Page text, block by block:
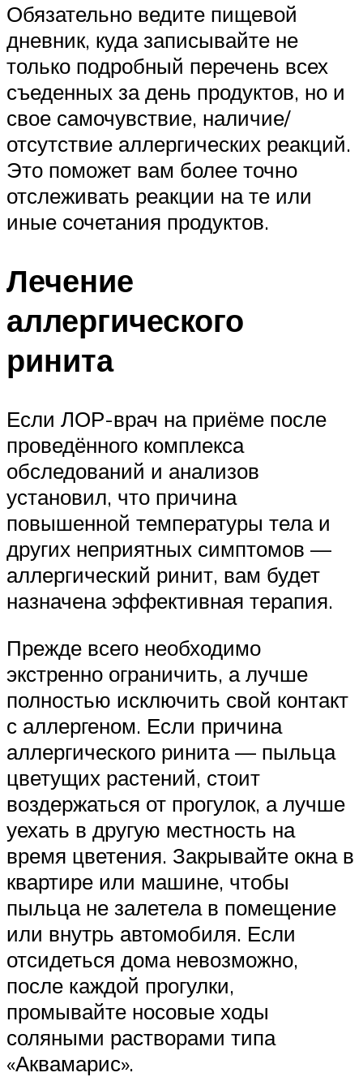
Обязательно ведите пищевой
дневник, куда записывайте не
только подробный перечень всех
съеденных за день продуктов, но и
свое самочувствие, наличие/
отсутствие аллергических реакций.
Это поможет вам более точно
отслеживать реакции на те или
иные сочетания продуктов.
Лечение
аллергического
ринита
Если ЛОР-врач на приёме после
проведённого комплекса
обследований и анализов
установил, что причина
повышенной температуры тела и
других неприятных симптомов —
аллергический ринит, вам будет
назначена эффективная терапия.
Прежде всего необходимо
экстренно ограничить, а лучше
полностью исключить свой контакт
с аллергеном. Если причина
аллергического ринита — пыльца
цветущих растений, стоит
воздержаться от прогулок, а лучше
уехать в другую местность на
время цветения. Закрывайте окна в
квартире или машине, чтобы
пыльца не залетела в помещение
или внутрь автомобиля. Если
отсидеться дома невозможно,
после каждой прогулки,
промывайте носовые ходы
соляными растворами типа
«Аквамарис».